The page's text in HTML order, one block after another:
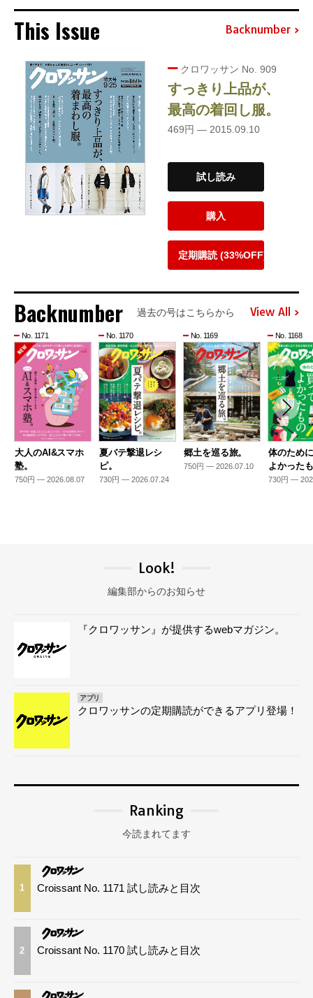
This Issue Backnumber
クロワッサン No. 909
すっきり上品が、
最高の着回し服。
469円 — 2015.09.10
試し読み
購入
定期購読 (33%OFF)
Backnumber 過去の号はこちらから View All
No. 1171
大人のAI&スマホ
塾。
750円 — 2026.08.07
No. 1170
夏バテ撃退レシ
ピ。
730円 — 2026.07.24
No. 1169
郷土を巡る旅。
750円 — 2026.07.10
No. 1168
体のため
よかった
730円 —
Look!
編集部からのお知らせ
『クロワッサン』が提供するwebマガジン。
アプリ
クロワッサンの定期購読ができるアプリ登場！
Ranking
今読まれてます
1 Croissant No. 1171 試し読みと目次
2 Croissant No. 1170 試し読みと目次